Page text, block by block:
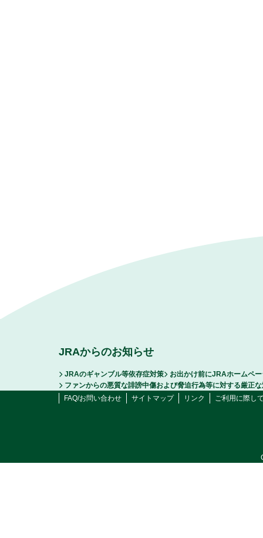
JRAからのお知らせ
JRAのギャンブル等依存症対策
お出かけ前にJRAホームペ
ファンからの悪質な誹謗中傷および脅迫行為等に対する厳正
FAQ/お問い合わせ
サイトマップ リンク ご利用に際し